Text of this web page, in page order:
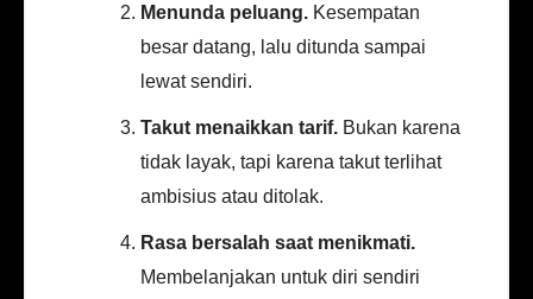
Menunda peluang. Kesempatan
besar datang, lalu ditunda sampai
lewat sendiri.
Takut menaikkan tarif. Bukan karena
tidak layak, tapi karena takut terlihat
ambisius atau ditolak.
Rasa bersalah saat menikmati.
Membelanjakan untuk diri sendiri